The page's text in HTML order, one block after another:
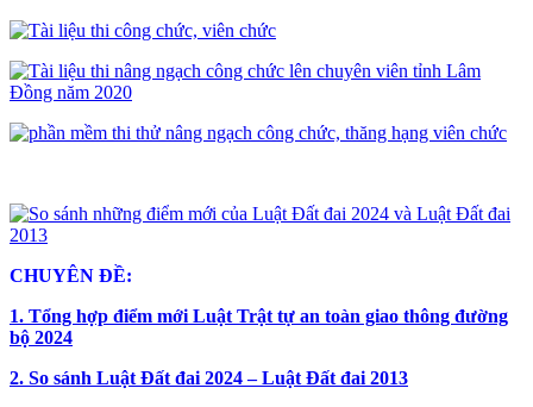
CHUYÊN ĐỀ:
1. Tổng hợp điểm mới Luật Trật tự an toàn giao thông đường
bộ 2024
2. So sánh Luật Đất đai 2024 – Luật Đất đai 2013